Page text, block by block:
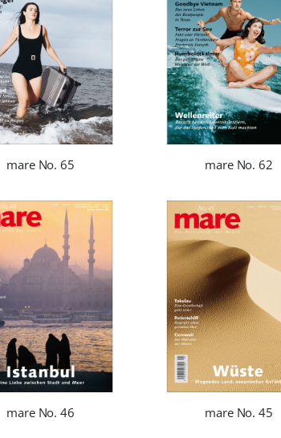
mare No. 65 mare No. 62
mare No. 46 mare No. 45